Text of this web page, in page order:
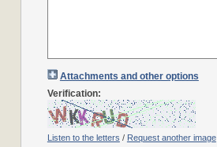
Attachments and other options
Verification:
Listen to the letters / Request another image